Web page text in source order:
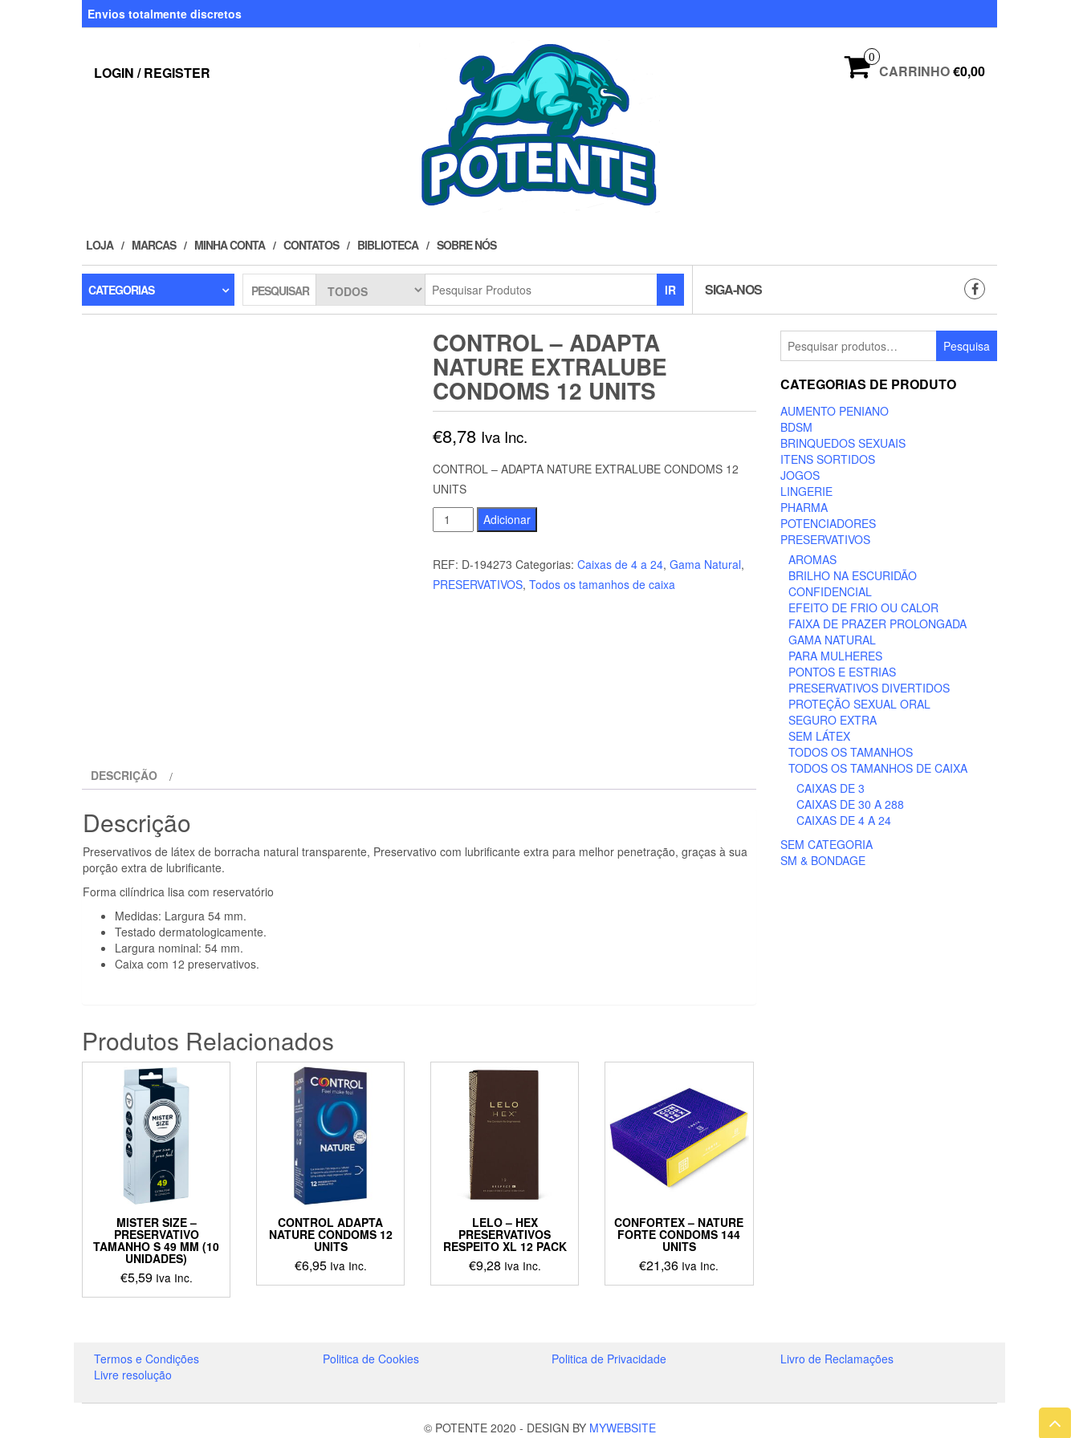
Envios totalmente discretos
LOGIN / REGISTER
0
CARRINHO€0,00
LOJA MARCAS MINHA CONTA CONTATOS BIBLIOTECA SOBRE NÓS
CATEGORIAS PESQUISAR IR SIGA-NOS
CONTROL – ADAPTA
NATURE EXTRALUBE
CONDOMS 12 UNITS
€8,78 Iva Inc.
CONTROL – ADAPTA NATURE EXTRALUBE CONDOMS 12
UNITS
Quantidade
de
CONTROL
-
Adicionar
REF: D-194273 Categorias: Caixas de 4 a 24, Gama Natural,
PRESERVATIVOS, Todos os tamanhos de caixa
DESCRIÇÃO
Descrição
Preservativos de látex de borracha natural transparente, Preservativo com lubrificante extra para melhor penetração, graças à sua
porção extra de lubrificante.
Forma cilíndrica lisa com reservatório
Medidas: Largura 54 mm.
Testado dermatologicamente.
Largura nominal: 54 mm.
Caixa com 12 preservativos.
Produtos Relacionados
MISTER SIZE –
PRESERVATIVO
TAMANHO S 49 MM (10
UNIDADES)
€5,59 Iva Inc.
CONTROL ADAPTA
NATURE CONDOMS 12
UNITS
€6,95 Iva Inc.
LELO – HEX
PRESERVATIVOS
RESPEITO XL 12 PACK
€9,28 Iva Inc.
CONFORTEX – NATURE
FORTE CONDOMS 144
UNITS
€21,36 Iva Inc.
Pesquisar
por:
Pesquisa
CATEGORIAS DE PRODUTO
AUMENTO PENIANO
BDSM
BRINQUEDOS SEXUAIS
ITENS SORTIDOS
JOGOS
LINGERIE
PHARMA
POTENCIADORES
PRESERVATIVOS
AROMAS
BRILHO NA ESCURIDÃO
CONFIDENCIAL
EFEITO DE FRIO OU CALOR
FAIXA DE PRAZER PROLONGADA
GAMA NATURAL
PARA MULHERES
PONTOS E ESTRIAS
PRESERVATIVOS DIVERTIDOS
PROTEÇÃO SEXUAL ORAL
SEGURO EXTRA
SEM LÁTEX
TODOS OS TAMANHOS
TODOS OS TAMANHOS DE CAIXA
CAIXAS DE 3
CAIXAS DE 30 A 288
CAIXAS DE 4 A 24
SEM CATEGORIA
SM & BONDAGE
Termos e Condições
Livre resolução
Politica de Cookies Politica de Privacidade Livro de Reclamações
© POTENTE 2020 - DESIGN BY MYWEBSITE